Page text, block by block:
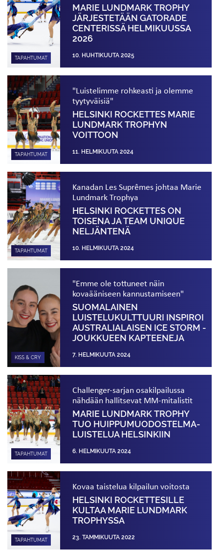
TAPAHTUMAT
MARIE LUNDMARK TROPHY
JÄRJESTETÄÄN GATORADE
CENTERISSÄ HELMIKUUSSA
2026
10. HUHTIKUUTA 2025
TAPAHTUMAT
"Luistelimme rohkeasti ja olemme
tyytyväisiä"
HELSINKI ROCKETTES MARIE
LUNDMARK TROPHYN
VOITTOON
11. HELMIKUUTA 2024
TAPAHTUMAT
Kanadan Les Suprêmes johtaa Marie
Lundmark Trophya
HELSINKI ROCKETTES ON
TOISENA JA TEAM UNIQUE
NELJÄNTENÄ
10. HELMIKUUTA 2024
KISS & CRY
"Emme ole tottuneet näin
kovaääniseen kannustamiseen"
SUOMALAINEN
LUISTELUKULTTUURI INSPIROI
AUSTRALIALAISEN ICE STORM -
JOUKKUEEN KAPTEENEJA
7. HELMIKUUTA 2024
TAPAHTUMAT
Challenger-sarjan osakilpailussa
nähdään hallitsevat MM-mitalistit
MARIE LUNDMARK TROPHY
TUO HUIPPU­MUODOSTELMA­
LUISTELUA HELSINKIIN
6. HELMIKUUTA 2024
TAPAHTUMAT
Kovaa taistelua kilpailun voitosta
HELSINKI ROCKETTESILLE
KULTAA MARIE LUNDMARK
TROPHYSSA
23. TAMMIKUUTA 2022